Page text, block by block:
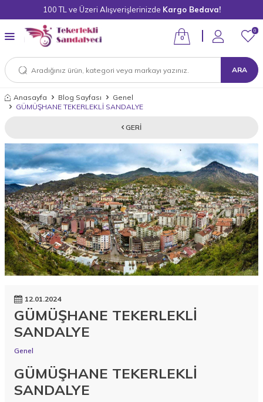
100 TL ve Üzeri Alışverişlerinizde Kargo Bedava!
ARA
0
0
Anasayfa Blog Sayfası
Genel
GÜMÜŞHANE TEKERLEKLİ SANDALYE
GERI
12.01.2024
GÜMÜŞHANE TEKERLEKLİ
SANDALYE
Genel
GÜMÜŞHANE TEKERLEKLİ
SANDALYE